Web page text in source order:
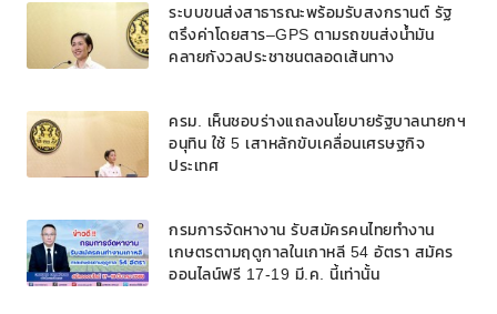
ระบบขนส่งสาธารณะพร้อมรับสงกรานต์ รัฐ
ตรึงค่าโดยสาร–GPS ตามรถขนส่งน้ำมัน
คลายกังวลประชาชนตลอดเส้นทาง
ครม. เห็นชอบร่างแถลงนโยบายรัฐบาลนายกฯ
อนุทิน ใช้ 5 เสาหลักขับเคลื่อนเศรษฐกิจ
ประเทศ
กรมการจัดหางาน รับสมัครคนไทยทำงาน
เกษตรตามฤดูกาลในเกาหลี 54 อัตรา สมัคร
ออนไลน์ฟรี 17-19 มี.ค. นี้เท่านั้น